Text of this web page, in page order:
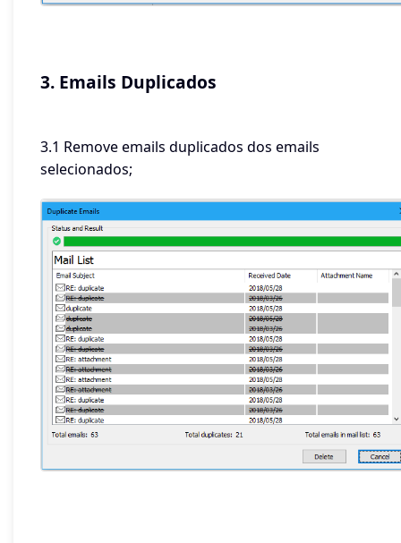
3. Emails Duplicados
3.1 Remove emails duplicados dos emails
selecionados;